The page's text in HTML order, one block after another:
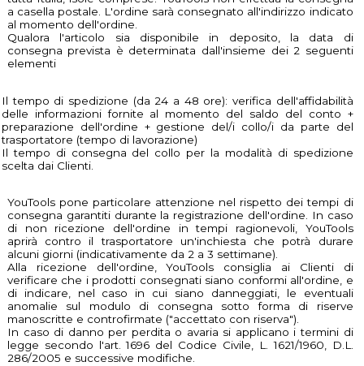
a casella postale. L'ordine sarà consegnato all'indirizzo indicato
al momento dell'ordine.
Qualora l'articolo sia disponibile in deposito, la data di
consegna prevista è determinata dall'insieme dei 2 seguenti
elementi
Il tempo di spedizione (da 24 a 48 ore): verifica dell'affidabilità
delle informazioni fornite al momento del saldo del conto +
preparazione dell'ordine + gestione del/i collo/i da parte del
trasportatore (tempo di lavorazione)
Il tempo di consegna del collo per la modalità di spedizione
scelta dai Clienti.
YouTools pone particolare attenzione nel rispetto dei tempi di
consegna garantiti durante la registrazione dell'ordine. In caso
di non ricezione dell'ordine in tempi ragionevoli, YouTools
aprirà contro il trasportatore un'inchiesta che potrà durare
alcuni giorni (indicativamente da 2 a 3 settimane).
Alla ricezione dell'ordine, YouTools consiglia ai Clienti di
verificare che i prodotti consegnati siano conformi all'ordine, e
di indicare, nel caso in cui siano danneggiati, le eventuali
anomalie sul modulo di consegna sotto forma di riserve
manoscritte e controfirmate ("accettato con riserva").
In caso di danno per perdita o avaria si applicano i termini di
legge secondo l'art. 1696 del Codice Civile, L. 1621/1960, D.L.
286/2005 e successive modifiche.